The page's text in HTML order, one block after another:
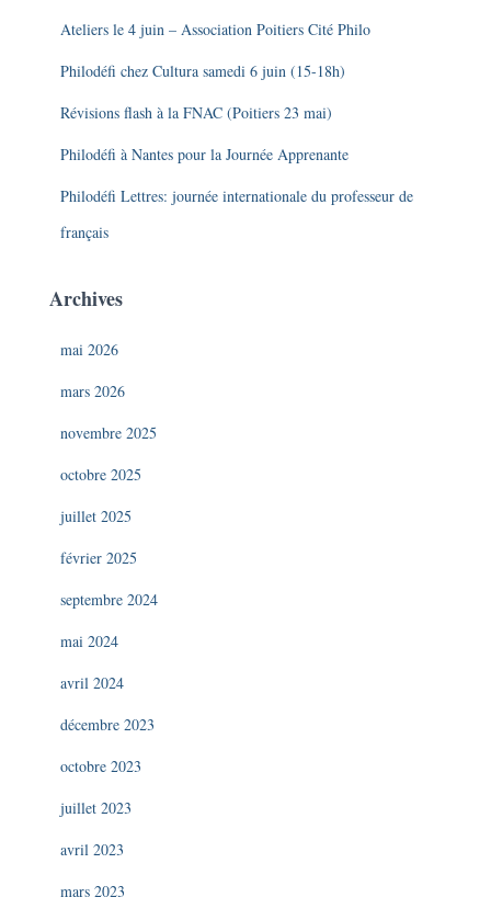
Ateliers le 4 juin – Association Poitiers Cité Philo
Philodéfi chez Cultura samedi 6 juin (15-18h)
Révisions flash à la FNAC (Poitiers 23 mai)
Philodéfi à Nantes pour la Journée Apprenante
Philodéfi Lettres: journée internationale du professeur de
français
Archives
mai 2026
mars 2026
novembre 2025
octobre 2025
juillet 2025
février 2025
septembre 2024
mai 2024
avril 2024
décembre 2023
octobre 2023
juillet 2023
avril 2023
mars 2023